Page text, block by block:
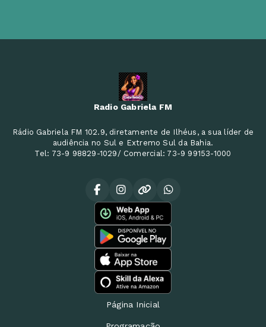
Radio Gabriela FM
Rádio Gabriela FM 102.9, diretamente de Ilhéus, a sua líder de
audiência no Sul e Extremo Sul da Bahia.
Tel: 73-9 98829-1029/ Comercial: 73-9 99153-1000
Página Inicial